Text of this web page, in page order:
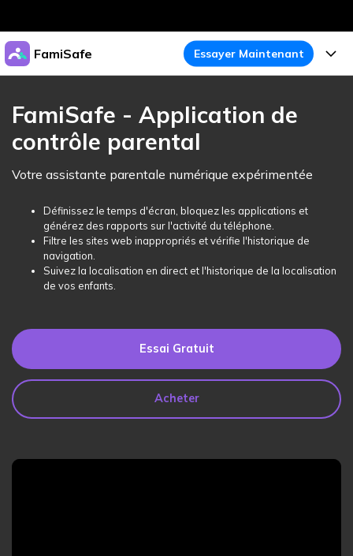
Produits phares
Utilité
Aperçu
Solutions
Actualités
Boutique
Support
FamiSafe Essayer Maintenant
FamiSafe
Protégez la Vie Numérique de Vos Enfants
Essai Gratuit
FamiSafe pour Écoles
Essai Gratuit
Fonctionnalités
Activité de l'Appareil
Service de Localisation
Blog
Traceur de Localisation
Temps d'Écran
Blocage d'Apps
Lire Plus>
Ressources
Thèmes Phares
Guide FamiSafe
Tarifs
FamiSafe - Application de
contrôle parental
Votre assistante parentale numérique expérimentée
Définissez le temps d'écran, bloquez les applications et
générez des rapports sur l'activité du téléphone.
Filtre les sites web inappropriés et vérifie l'historique de
navigation.
Suivez la localisation en direct et l'historique de la localisation
de vos enfants.
Essai Gratuit
Acheter